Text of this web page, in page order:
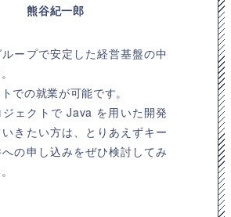
熊谷紀一郎
ープで安定した経営基盤の中
での就業が可能です。
ェクトで Java を用いた開発
きたい方は、とりあえずキー
の申し込みをぜひ検討してみ